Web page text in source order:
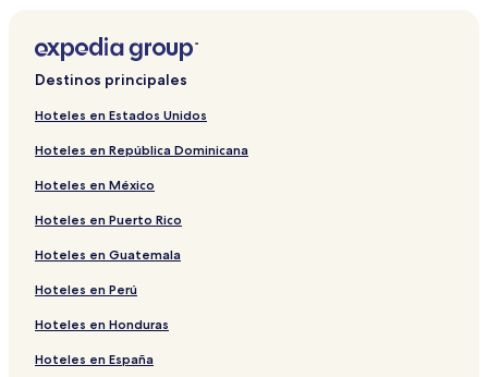
Hoteles cerca de Pantano de Mukri
Hoteles en Keava
Hoteles cerca de Vidrio Hansaklaasi
Destinos principales
Hoteles en Estados Unidos
Hoteles en República Dominicana
Hoteles en México
Hoteles en Puerto Rico
Hoteles en Guatemala
Hoteles en Perú
Hoteles en Honduras
Hoteles en España